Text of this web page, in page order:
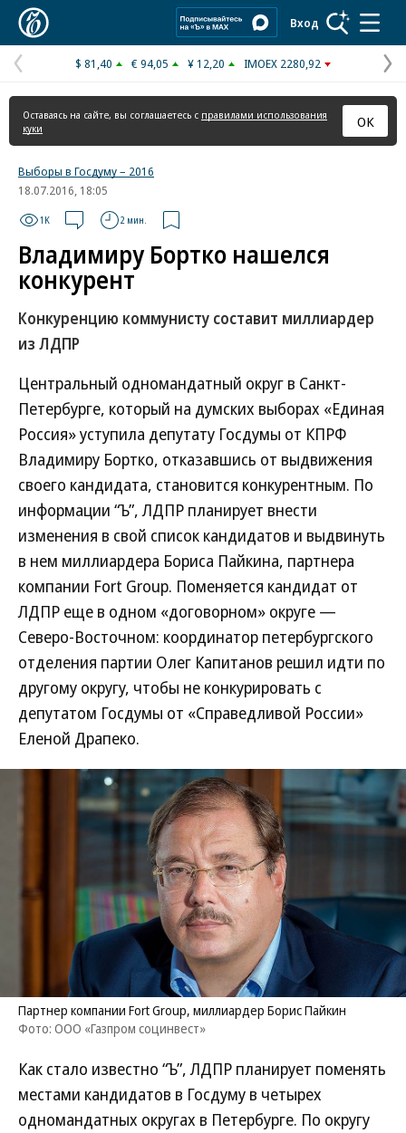
Вход
Предыдущая
страница
$ 81,40 € 94,05 ¥ 12,20 IMOEX 2280,92
Оставаясь на сайте, вы соглашаетесь с правилами использования
куки
ОК
Выборы в Госдуму – 2016
18.07.2016, 18:05
1K 2 мин.
Владимиру Бортко нашелся
конкурент
Конкуренцию коммунисту составит миллиардер
из ЛДПР
Центральный одномандатный округ в Санкт-
Петербурге, который на думских выборах «Единая
Россия» уступила депутату Госдумы от КПРФ
Владимиру Бортко, отказавшись от выдвижения
своего кандидата, становится конкурентным. По
информации “Ъ”, ЛДПР планирует внести
изменения в свой список кандидатов и выдвинуть
в нем миллиардера Бориса Пайкина, партнера
компании Fort Group. Поменяется кандидат от
ЛДПР еще в одном «договорном» округе —
Северо-Восточном: координатор петербургского
отделения партии Олег Капитанов решил идти по
другому округу, чтобы не конкурировать с
депутатом Госдумы от «Справедливой России»
Еленой Драпеко.
Партнер компании Fort Group, миллиардер Борис Пайкин
Фото: ООО «Газпром социнвест»
Как стало известно “Ъ”, ЛДПР планирует поменять
местами кандидатов в Госдуму в четырех
одномандатных округах в Петербурге. По округу